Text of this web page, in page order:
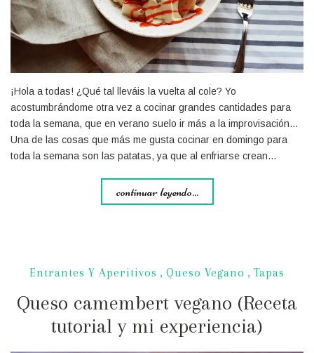
¡Hola a todas! ¿Qué tal lleváis la vuelta al cole? Yo
acostumbrándome otra vez a cocinar grandes cantidades para
toda la semana, que en verano suelo ir más a la improvisación…
Una de las cosas que más me gusta cocinar en domingo para
toda la semana son las patatas, ya que al enfriarse crean…
continuar leyendo...
Entrantes Y Aperitivos , Queso Vegano , Tapas
Queso camembert vegano (Receta
tutorial y mi experiencia)